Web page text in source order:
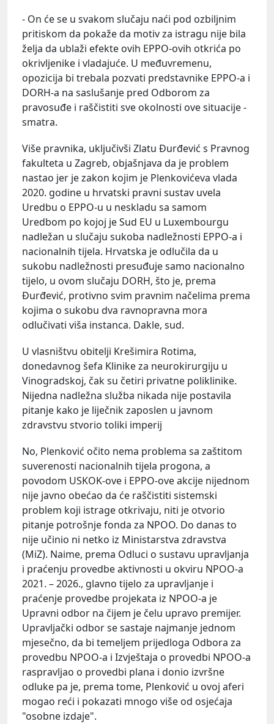
- On će se u svakom slučaju naći pod ozbiljnim
pritiskom da pokaže da motiv za istragu nije bila
želja da ublaži efekte ovih EPPO-ovih otkrića po
okrivljenike i vladajuće. U međuvremenu,
opozicija bi trebala pozvati predstavnike EPPO-a i
DORH-a na saslušanje pred Odborom za
pravosuđe i raščistiti sve okolnosti ove situacije -
smatra.
Više pravnika, uključivši Zlatu Đurđević s Pravnog
fakulteta u Zagreb, objašnjava da je problem
nastao jer je zakon kojim je Plenkovićeva vlada
2020. godine u hrvatski pravni sustav uvela
Uredbu o EPPO-u u neskladu sa samom
Uredbom po kojoj je Sud EU u Luxembourgu
nadležan u slučaju sukoba nadležnosti EPPO-a i
nacionalnih tijela. Hrvatska je odlučila da u
sukobu nadležnosti presuđuje samo nacionalno
tijelo, u ovom slučaju DORH, što je, prema
Đurđević, protivno svim pravnim načelima prema
kojima o sukobu dva ravnopravna mora
odlučivati viša instanca. Dakle, sud.
U vlasništvu obitelji Krešimira Rotima,
donedavnog šefa Klinike za neurokirurgiju u
Vinogradskoj, čak su četiri privatne poliklinike.
Nijedna nadležna služba nikada nije postavila
pitanje kako je liječnik zaposlen u javnom
zdravstvu stvorio toliki imperij
No, Plenković očito nema problema sa zaštitom
suverenosti nacionalnih tijela progona, a
povodom USKOK-ove i EPPO-ove akcije nijednom
nije javno obećao da će raščistiti sistemski
problem koji istrage otkrivaju, niti je otvorio
pitanje potrošnje fonda za NPOO. Do danas to
nije učinio ni netko iz Ministarstva zdravstva
(MiZ). Naime, prema Odluci o sustavu upravljanja
i praćenju provedbe aktivnosti u okviru NPOO-a
2021. – 2026., glavno tijelo za upravljanje i
praćenje provedbe projekata iz NPOO-a je
Upravni odbor na čijem je čelu upravo premijer.
Upravljački odbor se sastaje najmanje jednom
mjesečno, da bi temeljem prijedloga Odbora za
provedbu NPOO-a i Izvještaja o provedbi NPOO-a
raspravljao o provedbi plana i donio izvršne
odluke pa je, prema tome, Plenković u ovoj aferi
mogao reći i pokazati mnogo više od osjećaja
"osobne izdaje".